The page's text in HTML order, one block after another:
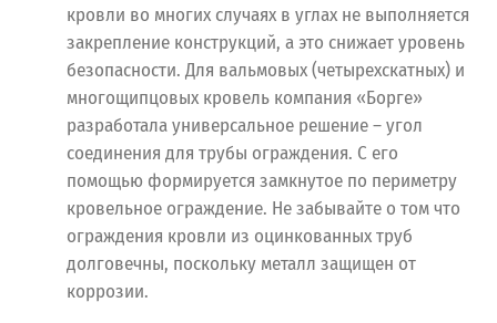
кровли во многих случаях в углах не выполняется
закрепление конструкций, а это снижает уровень
безопасности. Для вальмовых (четырехскатных) и
многощипцовых кровель компания «Борге»
разработала универсальное решение – угол
соединения для трубы ограждения. С его
помощью формируется замкнутое по периметру
кровельное ограждение. Не забывайте о том что
ограждения кровли из оцинкованных труб
долговечны, поскольку металл защищен от
коррозии.